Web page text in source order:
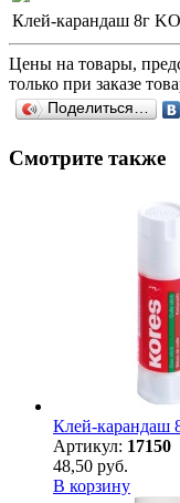
Клей-карандаш 8г
Цены на товары,
только при заказе
Поделиться…
Смотрите также
Клей-карандаш
Артикул: 17150
48,50 руб.
В корзину